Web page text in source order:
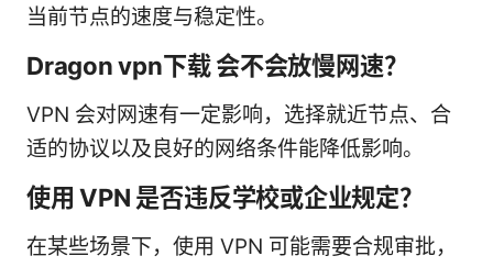
当前节点的速度与稳定性。
Dragon vpn下载 会不会放慢网速？
VPN 会对网速有一定影响，选择就近节点、合
适的协议以及良好的网络条件能降低影响。
使用 VPN 是否违反学校或企业规定？
在某些场景下，使用 VPN 可能需要合规审批，